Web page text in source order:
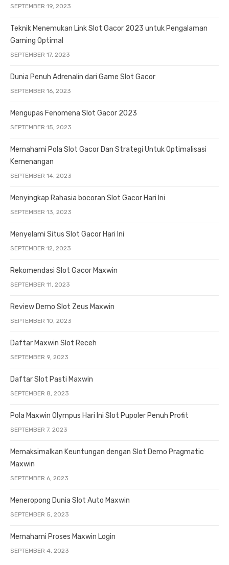
SEPTEMBER 19, 2023
Teknik Menemukan Link Slot Gacor 2023 untuk Pengalaman
Gaming Optimal
SEPTEMBER 17, 2023
Dunia Penuh Adrenalin dari Game Slot Gacor
SEPTEMBER 16, 2023
Mengupas Fenomena Slot Gacor 2023
SEPTEMBER 15, 2023
Memahami Pola Slot Gacor Dan Strategi Untuk Optimalisasi
Kemenangan
SEPTEMBER 14, 2023
Menyingkap Rahasia bocoran Slot Gacor Hari Ini
SEPTEMBER 13, 2023
Menyelami Situs Slot Gacor Hari Ini
SEPTEMBER 12, 2023
Rekomendasi Slot Gacor Maxwin
SEPTEMBER 11, 2023
Review Demo Slot Zeus Maxwin
SEPTEMBER 10, 2023
Daftar Maxwin Slot Receh
SEPTEMBER 9, 2023
Daftar Slot Pasti Maxwin
SEPTEMBER 8, 2023
Pola Maxwin Olympus Hari Ini Slot Pupoler Penuh Profit
SEPTEMBER 7, 2023
Memaksimalkan Keuntungan dengan Slot Demo Pragmatic
Maxwin
SEPTEMBER 6, 2023
Meneropong Dunia Slot Auto Maxwin
SEPTEMBER 5, 2023
Memahami Proses Maxwin Login
SEPTEMBER 4, 2023